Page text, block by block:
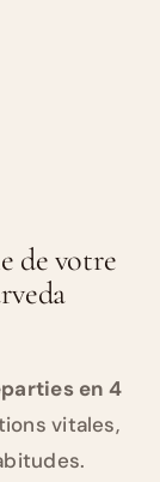
de votre
en 4
vitales,